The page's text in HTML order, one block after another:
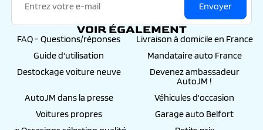
Envoyer
VOIR ÉGALEMENT
FAQ - Questions/réponses
Livraison à domicile en France
Guide d'utilisation
Mandataire auto France
Destockage voiture neuve
Devenez ambassadeur
AutoJM !
AutoJM dans la presse
Véhicules d'occasion
Voitures propres
Garage auto Belfort